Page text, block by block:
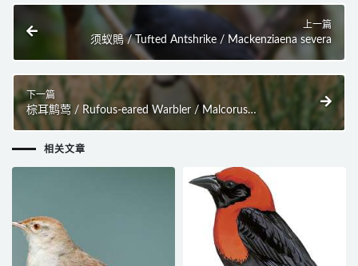
上一篇
须蚁鵙 / Tufted Antshrike / Mackenziaena severa
下一篇
棕耳鹪莺 / Rufous-eared Warbler / Malcorus
相关文章